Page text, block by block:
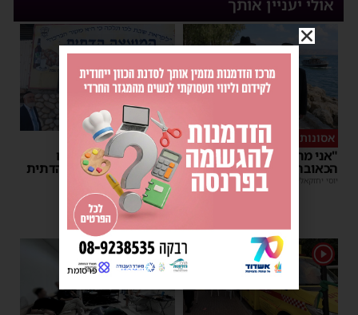
אולי יעניין אותך
אסונות בין הזמנים
"אני מתחנן": קריאתו
הכאובה של רב העיר אשדוד
יוסי יחזקאלי
מאירים את השבת
בכל רחבי העיר: המיזם
המדליק של המועצה הדתית
באשדוד
יוסי יחזקאלי |
18:31
1
פרסומת